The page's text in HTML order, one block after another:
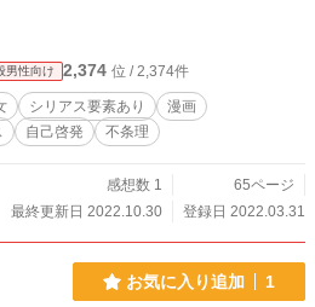
男性向け 2,374 位 / 2,374件
シリアス要素あり
漫画
自己啓発 不条理
感想数 1
65ページ
最終更新日 2022.10.30
登録日 2022.03.31
お気に入り追加 1